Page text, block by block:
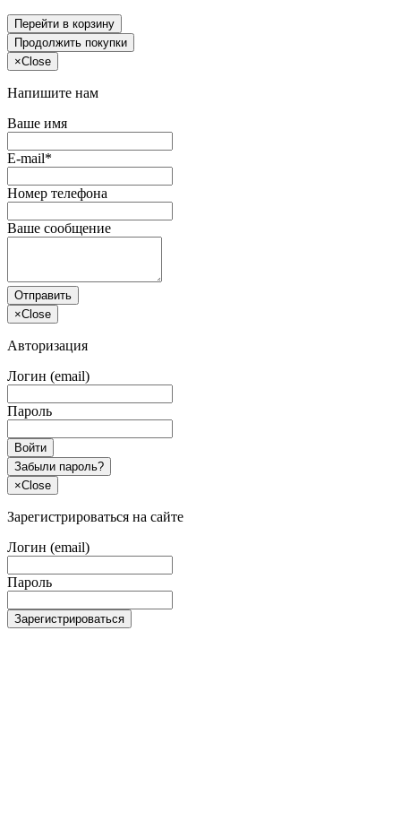
Перейти в корзину
Продолжить покупки
×Close
Напишите нам
Ваше имя
E-mail*
Номер телефона
Ваше сообщение
Отправить
×Close
Авторизация
Логин (email)
Пароль
Войти
Забыли пароль?
×Close
Зарегистрироваться на сайте
Логин (email)
Пароль
Зарегистрироваться